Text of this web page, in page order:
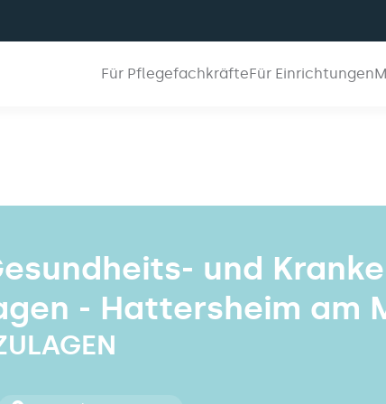
Für PflegefachkräfteFür Einrichtungen
und
- Hattersheim am